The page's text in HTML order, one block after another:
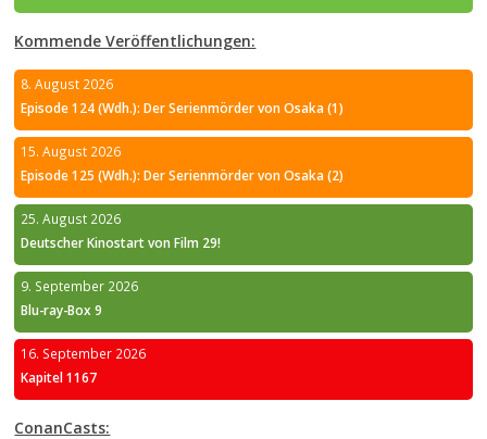
Kommende Veröffentlichungen:
8. August 2026
Episode 124 (Wdh.): Der Serienmörder von Osaka (1)
15. August 2026
Episode 125 (Wdh.): Der Serienmörder von Osaka (2)
25. August 2026
Deutscher Kinostart von Film 29!
9. September 2026
Blu-ray-Box 9
16. September 2026
Kapitel 1167
ConanCasts: